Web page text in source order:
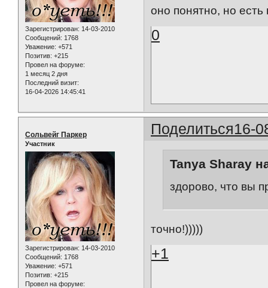
Зарегистрирован: 14-03-2010
Сообщений: 1768
Уважение: +571
Позитив: +215
Провел на форуме:
1 месяц 2 дня
Последний визит:
16-04-2026 14:45:41
оно понятно, но есть
0
Поделиться16-
Сольвейг Паркер
Участник
Зарегистрирован: 14-03-2010
Сообщений: 1768
Уважение: +571
Позитив: +215
Провел на форуме:
Tanya Sharay
здорово, что вы
точно!)))))
+1